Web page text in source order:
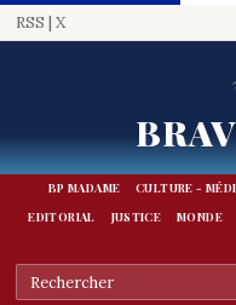
RSS | X
BP MADAME CULTURE -
EDITORIAL
JUSTICE MONDE